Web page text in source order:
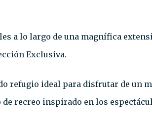
a lo largo de una magnífica
Exclusiva.
refugio ideal para disfrutar de un
recreo inspirado en los